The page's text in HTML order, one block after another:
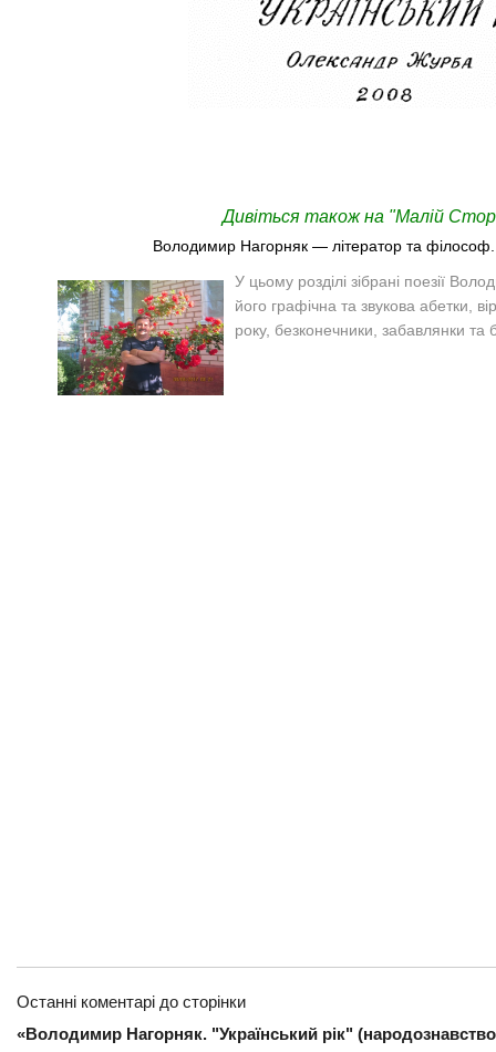
Дивіться також на "Малій
Володимир Нагорняк — літератор та філософ.
У цьому розділі зібрані поезії
його графічна та звукова абетки,
року, безконечники, забавлянки та
Останні коментарі до сторінки
«Володимир Нагорняк. "Український рік"